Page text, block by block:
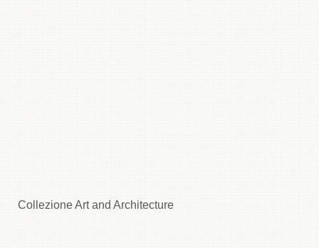
Collezione Art and Architecture